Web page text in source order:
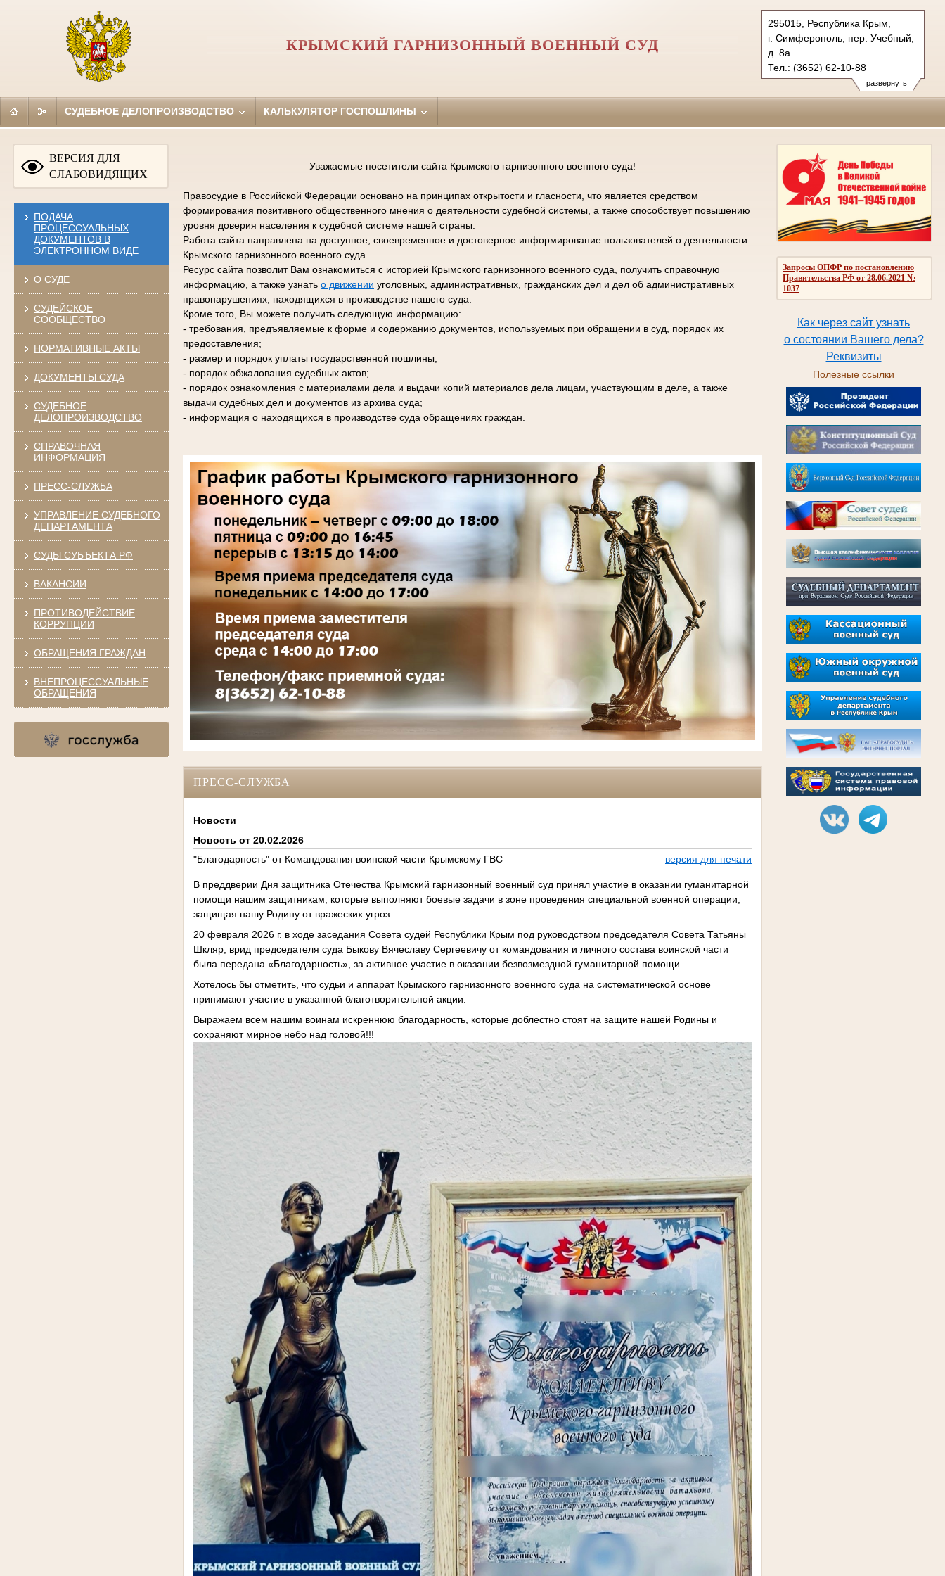
развернуть
295015, Республика Крым,
г. Симферополь, пер. Учебный,
д. 8а
Тел.: (3652) 62-10-88
gvs.krm@sudrf.ru
КРЫМСКИЙ ГАРНИЗОННЫЙ ВОЕННЫЙ СУД
СУДЕБНОЕ ДЕЛОПРОИЗВОДСТВО КАЛЬКУЛЯТОР ГОСПОШЛИНЫ
ВЕРСИЯ ДЛЯ
СЛАБОВИДЯЩИХ
ПОДАЧА
ПРОЦЕССУАЛЬНЫХ
ДОКУМЕНТОВ В
ЭЛЕКТРОННОМ ВИДЕ
О СУДЕ
СУДЕЙСКОЕ
СООБЩЕСТВО
НОРМАТИВНЫЕ АКТЫ
ДОКУМЕНТЫ СУДА
СУДЕБНОЕ
ДЕЛОПРОИЗВОДСТВО
СПРАВОЧНАЯ
ИНФОРМАЦИЯ
ПРЕСС-СЛУЖБА
УПРАВЛЕНИЕ СУДЕБНОГО
ДЕПАРТАМЕНТА
СУДЫ СУБЪЕКТА РФ
ВАКАНСИИ
ПРОТИВОДЕЙСТВИЕ
КОРРУПЦИИ
ОБРАЩЕНИЯ ГРАЖДАН
ВНЕПРОЦЕССУАЛЬНЫЕ
ОБРАЩЕНИЯ
Запросы ОПФР по постановлению
Правительства РФ от 28.06.2021 №
1037
Как через сайт узнать
о состоянии Вашего дела?
Реквизиты
Полезные ссылки
Уважаемые посетители сайта Крымского гарнизонного военного суда!
Правосудие в Российской Федерации основано на принципах открытости и гласности, что является средством
формирования позитивного общественного мнения о деятельности судебной системы, а также способствует повышению
уровня доверия населения к судебной системе нашей страны.
Работа сайта направлена на доступное, своевременное и достоверное информирование пользователей о деятельности
Крымского гарнизонного военного суда.
Ресурс сайта позволит Вам ознакомиться с историей Крымского гарнизонного военного суда, получить справочную
информацию, а также узнать о движении уголовных, административных, гражданских дел и дел об административных
правонарушениях, находящихся в производстве нашего суда.
Кроме того, Вы можете получить следующую информацию:
- требования, предъявляемые к форме и содержанию документов, используемых при обращении в суд, порядок их
предоставления;
- размер и порядок уплаты государственной пошлины;
- порядок обжалования судебных актов;
- порядок ознакомления с материалами дела и выдачи копий материалов дела лицам, участвующим в деле, а также
выдачи судебных дел и документов из архива суда;
- информация о находящихся в производстве суда обращениях граждан.
ПРЕСС-СЛУЖБА
Новости
Новость от 20.02.2026
"Благодарность" от Командования воинской части Крымскому ГВС
версия для печати
В преддверии Дня защитника Отечества Крымский гарнизонный военный суд принял участие в оказании гуманитарной
помощи нашим защитникам, которые выполняют боевые задачи в зоне проведения специальной военной операции,
защищая нашу Родину от вражеских угроз.
20 февраля 2026 г. в ходе заседания Совета судей Республики Крым под руководством председателя Совета Татьяны
Шкляр, врид председателя суда Быкову Вячеславу Сергеевичу от командования и личного состава воинской части
была передана «Благодарность», за активное участие в оказании безвозмездной гуманитарной помощи.
Хотелось бы отметить, что судьи и аппарат Крымского гарнизонного военного суда на систематической основе
принимают участие в указанной благотворительной акции.
Выражаем всем нашим воинам искреннюю благодарность, которые доблестно стоят на защите нашей Родины и
сохраняют мирное небо над головой!!!